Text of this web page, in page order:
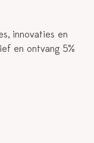
innovaties en
en ontvang 5%